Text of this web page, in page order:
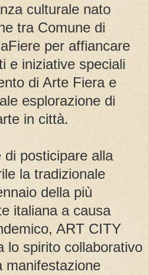
culturale nato
tra Comune di
per affiancare
e iniziative speciali
di Arte Fiera e
esplorazione di
in città.
di posticipare alla
la tradizionale
della più
italiana a causa
ART CITY
lo spirito collaborativo
manifestazione